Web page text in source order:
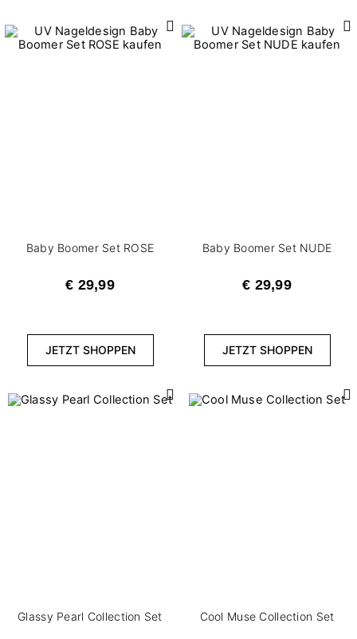
Baby Boomer Set ROSE
€ 29,99
JETZT SHOPPEN
Baby Boomer Set NUDE
€ 29,99
JETZT SHOPPEN
Glassy Pearl Collection Set Cool Muse Collection Set